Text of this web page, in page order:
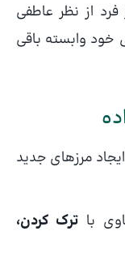
فرد از نظر عاطفی
خود وابسته باقی
مرزهای جدید
باترک کردن،